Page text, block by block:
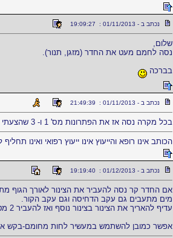
נכתב ב - 01/11/2013 : 19:09:27
שלום,
נסה לחמם מעט את החדר (מזגן, תנור).
בברכה
נכתב ב - 01/11/2013 : 21:49:39
בכל מקרה נסה אז את הפתרונות מס' 1 ו- 3 שהצעתי לך
הכותב אינו רופא והייעוץ אינו ייעוץ רפואי ואינו תחליף
נכתב ב - 01/12/2013 : 19:19:40
אם החדר קר נסה להעביר את הצינור לאורך הגוף
מים מתעבים גם עקב הדחיסה וגם עקב הקור.
עדיף להאריך את הצינור בצינור נוסף ואז להעביר 2 מטר צינור לאורך הגוף.המדחס יכול להיות על כסא ליד הרגליים.
אפשר כמובן להשתמש במעשיר לחות מחומם-בקש